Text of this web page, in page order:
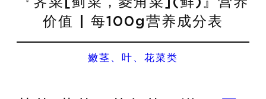
价值 | 每100g营养成分表
嫩茎、叶、花菜类